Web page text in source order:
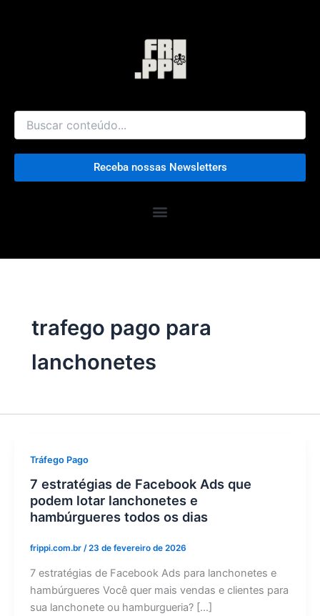
Receba nossas Newsletters
trafego pago para
lanchonetes
Tráfego Pago
7 estratégias de Facebook Ads que
podem lotar lanchonetes e
hambúrgueres todos os dias
frippi.com.br /23 de fevereiro de 2026
7 estratégias de Facebook Ads para lanchonetes e
hambúrgueres Você quer mais vendas e clientes para
sua lanchonete ou hamburgueria? […]